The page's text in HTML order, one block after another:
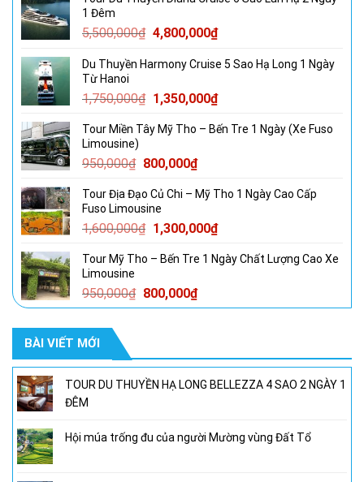
1 Đêm
5,500,000₫ Giá
là:
4,800,000₫Giá
tại
4,800,000₫.
Du Thuyền Harmony Cruise 5 Sao Hạ Long 1 Ngày
Từ Hanoi
1,750,000₫ Giá
là:
1,350,000₫Giá
tại
Tour Miền Tây Mỹ Tho – Bến Tre 1 Ngày (Xe Fuso
Limousine)
950,000₫ Giá
là:
950,000₫.
800,000₫Giá
tại
800,000₫.
Tour Địa Đạo Củ Chi – Mỹ Tho 1 Ngày Cao Cấp
Fuso Limousine
1,600,000₫ Giá
là:
1,300,000₫Giá
tại
Tour Mỹ Tho – Bến Tre 1 Ngày Chất Lượng Cao Xe
Limousine
950,000₫ Giá
gốc
800,000₫Giá
hiện
800,000₫.
BÀI VIẾT MỚI
TOUR DU THUYỀN HẠ LONG BELLEZZA 4 SAO 2 NGÀY 1
ĐÊM
Hội múa trống đu của người Mường vùng Đất Tổ